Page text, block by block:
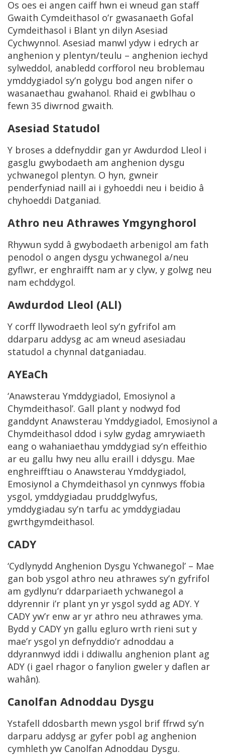
Os oes ei angen caiff hwn ei wneud gan staff
Gwaith Cymdeithasol o’r gwasanaeth Gofal
Cymdeithasol i Blant yn dilyn Asesiad
Cychwynnol. Asesiad manwl ydyw i edrych ar
anghenion y plentyn/teulu – anghenion iechyd
sylweddol, anabledd corfforol neu broblemau
ymddygiadol sy’n golygu bod angen nifer o
wasanaethau gwahanol. Rhaid ei gwblhau o
fewn 35 diwrnod gwaith.
Asesiad Statudol
Y broses a ddefnyddir gan yr Awdurdod Lleol i
gasglu gwybodaeth am anghenion dysgu
ychwanegol plentyn. O hyn, gwneir
penderfyniad naill ai i gyhoeddi neu i beidio â
chyhoeddi Datganiad.
Athro neu Athrawes Ymgynghorol
Rhywun sydd â gwybodaeth arbenigol am fath
penodol o angen dysgu ychwanegol a/neu
gyflwr, er enghraifft nam ar y clyw, y golwg neu
nam echddygol.
Awdurdod Lleol (ALl)
Y corff llywodraeth leol sy’n gyfrifol am
ddarparu addysg ac am wneud asesiadau
statudol a chynnal datganiadau.
AYEaCh
‘Anawsterau Ymddygiadol, Emosiynol a
Chymdeithasol’. Gall plant y nodwyd fod
ganddynt Anawsterau Ymddygiadol, Emosiynol a
Chymdeithasol ddod i sylw gydag amrywiaeth
eang o wahaniaethau ymddygiad sy’n effeithio
ar eu gallu hwy neu allu eraill i ddysgu. Mae
enghreifftiau o Anawsterau Ymddygiadol,
Emosiynol a Chymdeithasol yn cynnwys ffobia
ysgol, ymddygiadau pruddglwyfus,
ymddygiadau sy’n tarfu ac ymddygiadau
gwrthgymdeithasol.
CADY
‘Cydlynydd Anghenion Dysgu Ychwanegol’ – Mae
gan bob ysgol athro neu athrawes sy’n gyfrifol
am gydlynu’r ddarpariaeth ychwanegol a
ddyrennir i’r plant yn yr ysgol sydd ag ADY. Y
CADY yw’r enw ar yr athro neu athrawes yma.
Bydd y CADY yn gallu egluro wrth rieni sut y
mae’r ysgol yn defnyddio’r adnoddau a
ddyrannwyd iddi i ddiwallu anghenion plant ag
ADY (i gael rhagor o fanylion gweler y daflen ar
wahân).
Canolfan Adnoddau Dysgu
Ystafell ddosbarth mewn ysgol brif ffrwd sy’n
darparu addysg ar gyfer pobl ag anghenion
cymhleth yw Canolfan Adnoddau Dysgu.